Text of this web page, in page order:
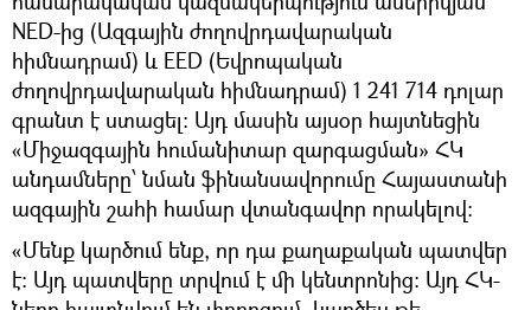
NED-ից (Ազգային ժողովրդավարական
հիմնադրամ) և EED (Եվրոպական
ժողովրդավարական հիմնադրամ) 1 241 714 դոլար
գրանտ է ստացել: Այդ մասին այսօր հայտնեցին
«Միջազգային հումանիտար զարգացման» ՀԿ
անդամները՝ նման ֆինանսավորումը Հայաստանի
ազգային շահի համար վտանգավոր որակելով:
«Մենք կարծում ենք, որ դա քաղաքական պատվեր
է: Այդ պատվերը տրվում է մի կենտրոնից։ Այդ ՀԿ-